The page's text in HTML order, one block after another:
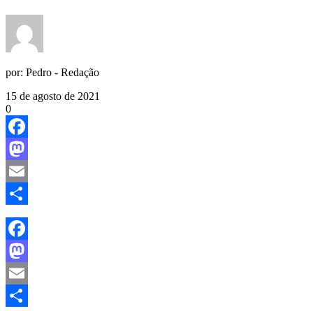
por: Pedro - Redação
15 de agosto de 2021
0
Facebook
Mastodon
Email
Share
Facebook
Mastodon
Email